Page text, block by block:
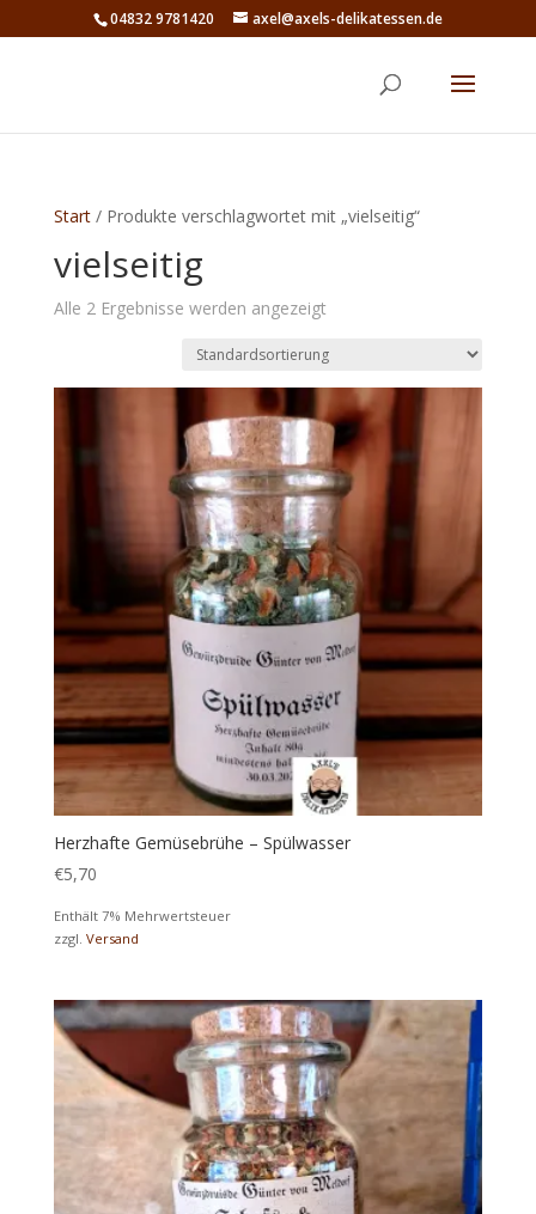
04832 9781420 axel@axels-delikatessen.de
Start/ Produkte verschlagwortet mit „vielseitig“
vielseitig
Alle 2 Ergebnisse werden angezeigt
Herzhafte Gemüsebrühe – Spülwasser
€5,70
Enthält 7% Mehrwertsteuer
zzgl. Versand